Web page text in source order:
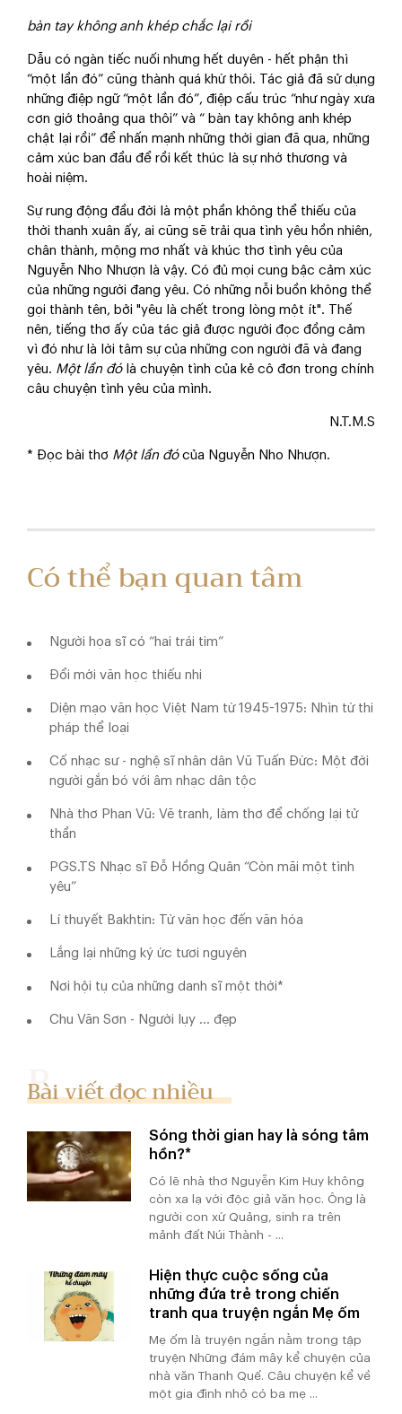
bàn tay không anh khép chắc lại rồi
Dẫu có ngàn tiếc nuối nhưng hết duyên - hết phận thì
“một lần đó” cũng thành quá khứ thôi. Tác giả đã sử dụng
những điệp ngữ “một lần đó”, điệp cấu trúc “như ngày xưa
cơn giớ thoảng qua thôi” và “ bàn tay không anh khép
chật lại rồi” để nhấn mạnh những thời gian đã qua, những
cảm xúc ban đầu để rồi kết thúc là sự nhớ thương và
hoài niệm.
Sự rung động đầu đời là một phần không thể thiếu của
thời thanh xuân ấy, ai cũng sẽ trải qua tình yêu hồn nhiên,
chân thành, mộng mơ nhất và khúc thơ tình yêu của
Nguyễn Nho Nhượn là vậy. Có đủ mọi cung bậc cảm xúc
của những người đang yêu. Có những nỗi buồn không thể
gọi thành tên, bởi "yêu là chết trong lòng một ít". Thế
nên, tiếng thơ ấy của tác giả được người đọc đồng cảm
vì đó như là lời tâm sự của những con người đã và đang
yêu. Một lần đólà chuyện tình của kẻ cô đơn trong chính
câu chuyện tình yêu của mình.
N.T.M.S
* Đọc bài thơ Một lần đócủa Nguyễn Nho Nhượn.
Có thể bạn quan tâm
Người họa sĩ có “hai trái tim”
Đổi mới văn học thiếu nhi
Diện mạo văn học Việt Nam từ 1945-1975: Nhìn từ thi
pháp thể loại
Cố nhạc sư - nghệ sĩ nhân dân Vũ Tuấn Đức: Một đời
người gắn bó với âm nhạc dân tộc
Nhà thơ Phan Vũ: Vẽ tranh, làm thơ để chống lại tử
thần
PGS.TS Nhạc sĩ Đỗ Hồng Quân “Còn mãi một tình
yêu”
Lí thuyết Bakhtin: Từ văn học đến văn hóa
Lắng lại những ký ức tươi nguyên
Nơi hội tụ của những danh sĩ một thời*
Chu Văn Sơn - Người lụy ... đẹp
Bài viết đọc nhiều
Sóng thời gian hay là sóng tâm
hồn?*
Có lẽ nhà thơ Nguyễn Kim Huy không
còn xa lạ với độc giả văn học. Ông là
người con xứ Quảng, sinh ra trên
mảnh đất Núi Thành - ...
Hiện thực cuộc sống của
những đứa trẻ trong chiến
tranh qua truyện ngắn Mẹ ốm
Mẹ ốm là truyện ngắn nằm trong tập
truyện Những đám mây kể chuyện của
nhà văn Thanh Quế. Câu chuyện kể về
một gia đình nhỏ có ba mẹ ...